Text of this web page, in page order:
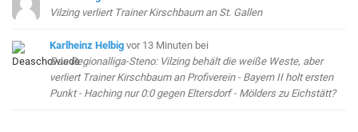
Vilzing verliert Trainer Kirschbaum an St. Gallen
Karlheinz Helbig vor 13 Minuten bei
Das Regionalliga-Steno: Vilzing behält die weiße Weste, aber
verliert Trainer Kirschbaum an Profiverein - Bayern II holt ersten
Punkt - Haching nur 0:0 gegen Eltersdorf - Mölders zu Eichstätt?